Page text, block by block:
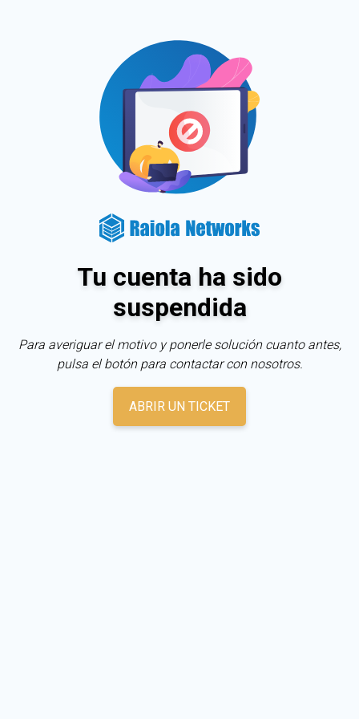
Tu cuenta ha sido
suspendida
Para averiguar el motivo y ponerle solución cuanto antes,
pulsa el botón para contactar con nosotros.
ABRIR UN TICKET